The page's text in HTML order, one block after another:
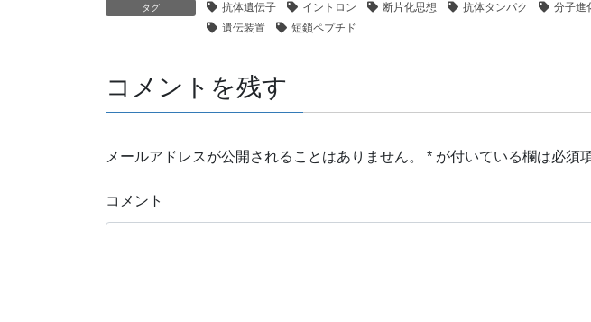
タグ 抗体遺伝子 イントロン 断片化思想 抗体タンパク 分子進
遺伝装置
短鎖ペプチド
コメントを残す
メールアドレスが公開されることはありません。 * が付いている欄は必須
コメント